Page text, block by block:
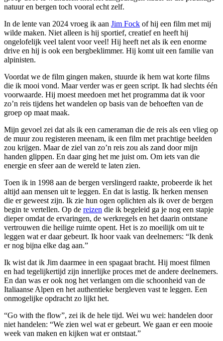
natuur en bergen toch vooral echt zelf.
In de lente van 2024 vroeg ik aan Jim Fock of hij een film met mij
wilde maken. Niet alleen is hij sportief, creatief en heeft hij
ongelofelijk veel talent voor veel! Hij heeft net als ik een enorme
drive en hij is ook een bergbeklimmer. Hij komt uit een familie van
alpinisten.
Voordat we de film gingen maken, stuurde ik hem wat korte films
die ik mooi vond. Maar verder was er geen script. Ik had slechts één
voorwaarde. Hij moest meedoen met het programma dat ik voor
zo’n reis tijdens het wandelen op basis van de behoeften van de
groep op maat maak.
Mijn gevoel zei dat als ik een cameraman die de reis als een vlieg op
de muur zou registeren meenam, ik een film met prachtige beelden
zou krijgen. Maar de ziel van zo’n reis zou als zand door mijn
handen glippen. En daar ging het me juist om. Om iets van die
energie en sfeer aan de wereld te laten zien.
Toen ik in 1998 aan de bergen verslingerd raakte, probeerde ik het
altijd aan mensen uit te leggen. En dat is lastig. Ik herken mensen
die er geweest zijn. Ik zie hun ogen oplichten als ik over de bergen
begin te vertellen. Op de reizen die ik begeleid ga je nog een stapje
dieper omdat de ervaringen, de werkregels en het daarin ontstane
vertrouwen die heilige ruimte opent. Het is zo moeilijk om uit te
leggen wat er daar gebeurt. Ik hoor vaak van deelnemers: “Ik denk
er nog bijna elke dag aan.”
Ik wist dat ik Jim daarmee in een spagaat bracht. Hij moest filmen
en had tegelijkertijd zijn innerlijke proces met de andere deelnemers.
En dan was er ook nog het verlangen om die schoonheid van de
Italiaanse Alpen en het authentieke bergleven vast te leggen. Een
onmogelijke opdracht zo lijkt het.
“Go with the flow”, zei ik de hele tijd. Wei wu wei: handelen door
niet handelen: “We zien wel wat er gebeurt. We gaan er een mooie
week van maken en kijken wat er ontstaat.”